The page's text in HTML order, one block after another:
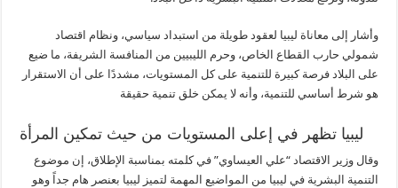
وأشار إلى معاناة ليبيا لعقود طويلة من استبداد سياسي، ونظام اقتصاد
شمولي حارب القطاع الخاص، وحرم الليبيين من المنافسة الشريفة، ما ضيع
على البلاد فرصة كبيرة للتنمية على كل المستويات، مشددًا على أن الاستقرار
هو شرط أساسي للتنمية، وأنه لا يمكن خلق تنمية حقيقة
ليبيا‭ ‬تظهر‭ ‬في‭ ‬إعلى‭ ‬المستويات‭ ‬من‭ ‬حيث‭ ‬تمكين‭ ‬المرأة
وقال وزير الاقتصاد “علي العيساوي” في كلمته بمناسبة الإطلاق، إن موضوع
التنمية البشرية في ليبيا من المواضيع المهمة لتميز ليبيا بعنصر هام جداً وهو